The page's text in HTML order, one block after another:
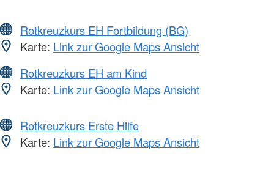
Rotkreuzkurs EH Fortbildung (BG)
Karte: Link zur Google Maps Ansicht
Rotkreuzkurs EH am Kind
Karte: Link zur Google Maps Ansicht
Rotkreuzkurs Erste Hilfe
Karte: Link zur Google Maps Ansicht